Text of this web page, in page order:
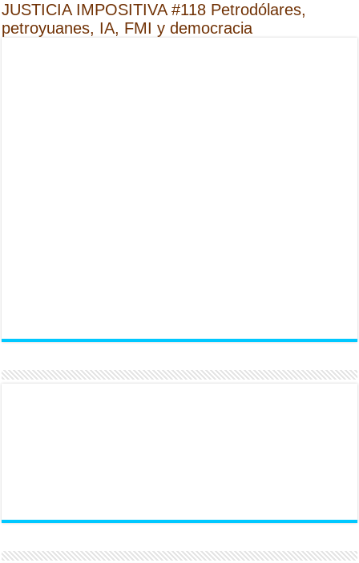
JUSTICIA IMPOSITIVA #118 Petrodólares,
petroyuanes, IA, FMI y democracia